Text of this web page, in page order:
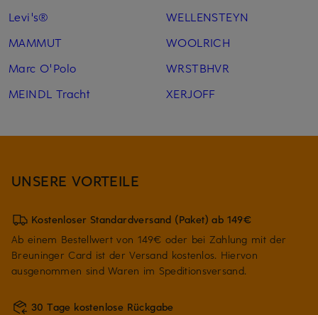
Levi's®
MAMMUT
Marc O'Polo
MEINDL Tracht
WELLENSTEYN
WOOLRICH
WRSTBHVR
XERJOFF
UNSERE VORTEILE
Kostenloser Standardversand (Paket) ab 149€
Ab einem Bestellwert von 149€ oder bei Zahlung mit der
Breuninger Card ist der Versand kostenlos. Hiervon
ausgenommen sind Waren im Speditionsversand.
30 Tage kostenlose Rückgabe